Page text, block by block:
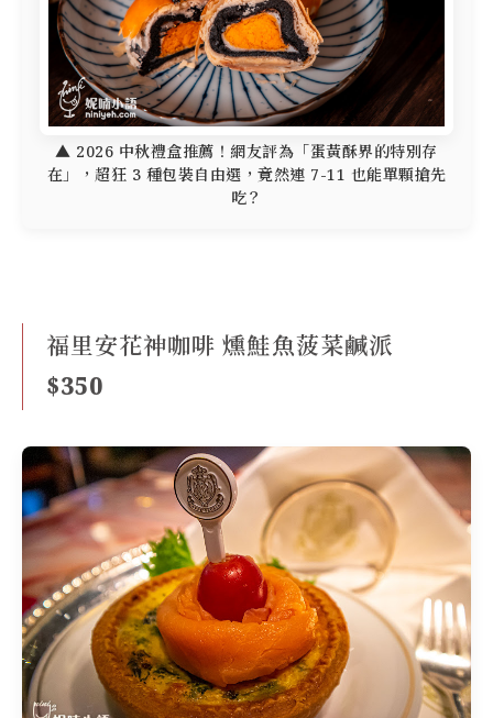
▲ 2026 中秋禮盒推薦！網友評為「蛋黃酥界的特別存
在」，超狂 3 種包裝自由選，竟然連 7-11 也能單顆搶先
吃？
福里安花神咖啡 燻鮭魚菠菜鹹派
$350